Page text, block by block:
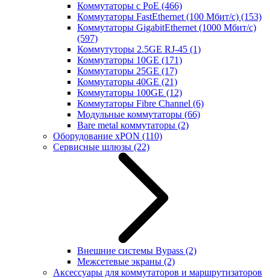
Коммутаторы с PoE (466)
Коммутаторы FastEthernet (100 Мбит/с) (153)
Коммутаторы GigabitEthernet (1000 Мбит/с)
(597)
Коммутуторы 2.5GE RJ-45 (1)
Коммутаторы 10GE (171)
Коммутаторы 25GE (17)
Коммутаторы 40GE (21)
Коммутаторы 100GE (12)
Коммутаторы Fibre Channel (6)
Модульные коммутаторы (66)
Bare metal коммутаторы (2)
Оборудование xPON (110)
Сервисные шлюзы (22)
Внешние системы Bypass (2)
Межсетевые экраны (2)
Аксессуары для коммутаторов и маршрутизаторов